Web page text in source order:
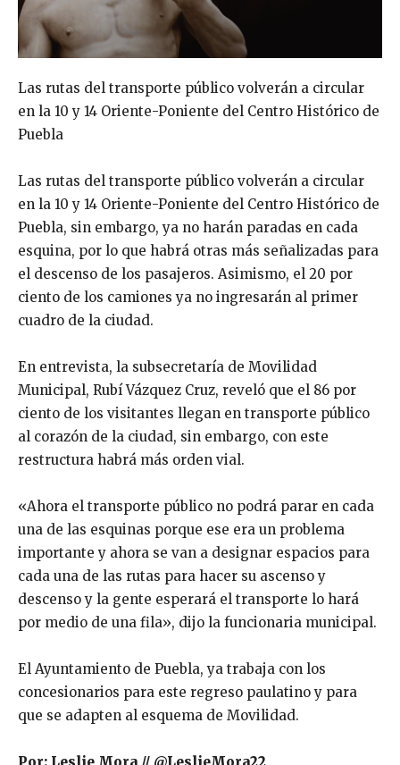
Las rutas del transporte público volverán a circular
en la 10 y 14 Oriente-Poniente del Centro Histórico de
Puebla
Las rutas del transporte público volverán a circular
en la 10 y 14 Oriente-Poniente del Centro Histórico de
Puebla, sin embargo, ya no harán paradas en cada
esquina, por lo que habrá otras más señalizadas para
el descenso de los pasajeros. Asimismo, el 20 por
ciento de los camiones ya no ingresarán al primer
cuadro de la ciudad.
En entrevista, la subsecretaría de Movilidad
Municipal, Rubí Vázquez Cruz, reveló que el 86 por
ciento de los visitantes llegan en transporte público
al corazón de la ciudad, sin embargo, con este
restructura habrá más orden vial.
«Ahora el transporte público no podrá parar en cada
una de las esquinas porque ese era un problema
importante y ahora se van a designar espacios para
cada una de las rutas para hacer su ascenso y
descenso y la gente esperará el transporte lo hará
por medio de una fila», dijo la funcionaria municipal.
El Ayuntamiento de Puebla, ya trabaja con los
concesionarios para este regreso paulatino y para
que se adapten al esquema de Movilidad.
Por: Leslie Mora // @LeslieMora22